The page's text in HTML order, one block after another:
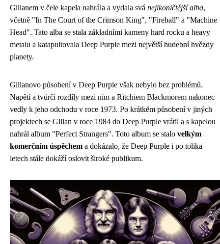
Gillanem v čele kapela nahrála a vydala svá nejikoničtější alba,
včetně "In The Court of the Crimson King", "Fireball" a "Machine
Head". Tato alba se stala základními kameny hard rocku a heavy
metalu a katapultovala Deep Purple mezi největší hudební hvězdy
planety.
Gillanovo působení v Deep Purple však nebylo bez problémů.
Napětí a tvůrčí rozdíly mezi ním a Ritchiem Blackmorem nakonec
vedly k jeho odchodu v roce 1973. Po krátkém působení v jiných
projektech se Gillan v roce 1984 do Deep Purple vrátil a s kapelou
nahrál album "Perfect Strangers". Toto album se stalo velkým
komerčním úspěchem a dokázalo, že Deep Purple i po tolika
letech stále dokáží oslovit široké publikum.